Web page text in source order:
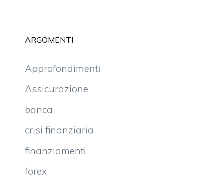
ARGOMENTI
Approfondimenti
Assicurazione
banca
crisi finanziaria
finanziamenti
forex